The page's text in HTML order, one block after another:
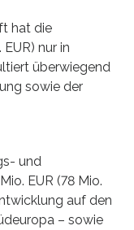
hat die
nur in
überwiegend
sowie der
und
EUR (78 Mio.
auf den
– sowie